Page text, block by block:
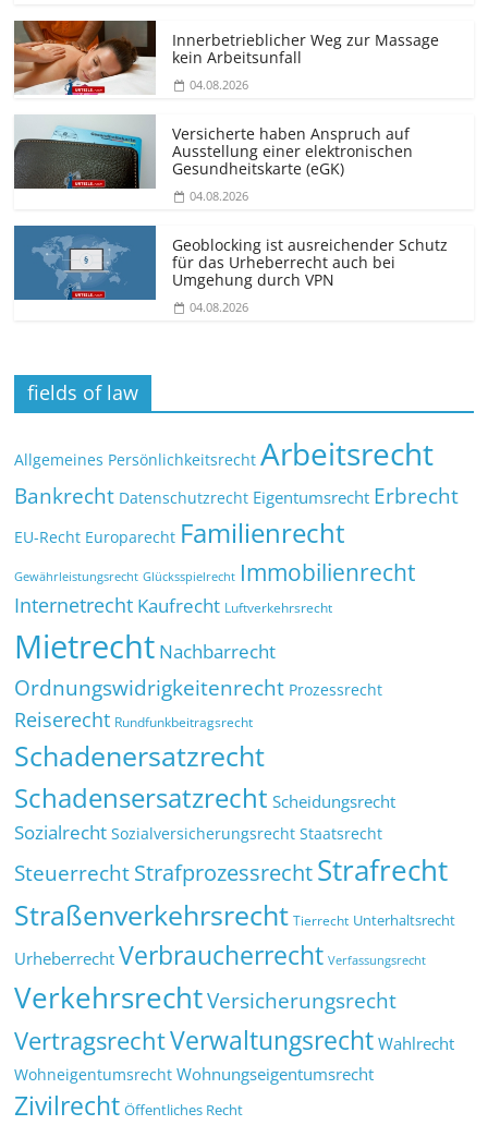
Innerbetrieblicher Weg zur Massage
kein Arbeitsunfall
04.08.2026
Versicherte haben Anspruch auf
Ausstellung einer elektronischen
Gesundheitskarte (eGK)
04.08.2026
Geoblocking ist ausreichender Schutz
für das Urheberrecht auch bei
Umgehung durch VPN
04.08.2026
fields of law
Allgemeines Persönlichkeitsrecht Arbeitsrecht
Bankrecht Datenschutzrecht Eigentumsrecht Erbrecht
EU-Recht Europarecht Familienrecht
Gewährleistungsrecht Glücksspielrecht Immobilienrecht
Internetrecht Kaufrecht Luftverkehrsrecht
Mietrecht Nachbarrecht
Ordnungswidrigkeitenrecht Prozessrecht
Reiserecht Rundfunkbeitragsrecht
Schadenersatzrecht
Schadensersatzrecht Scheidungsrecht
Sozialrecht Sozialversicherungsrecht Staatsrecht
SteuerrechtStrafprozessrechtStrafrecht
Straßenverkehrsrecht Tierrecht Unterhaltsrecht
Urheberrecht Verbraucherrecht Verfassungsrecht
VerkehrsrechtVersicherungsrecht
VertragsrechtVerwaltungsrecht Wahlrecht
Wohneigentumsrecht Wohnungseigentumsrecht
Zivilrecht Öffentliches Recht